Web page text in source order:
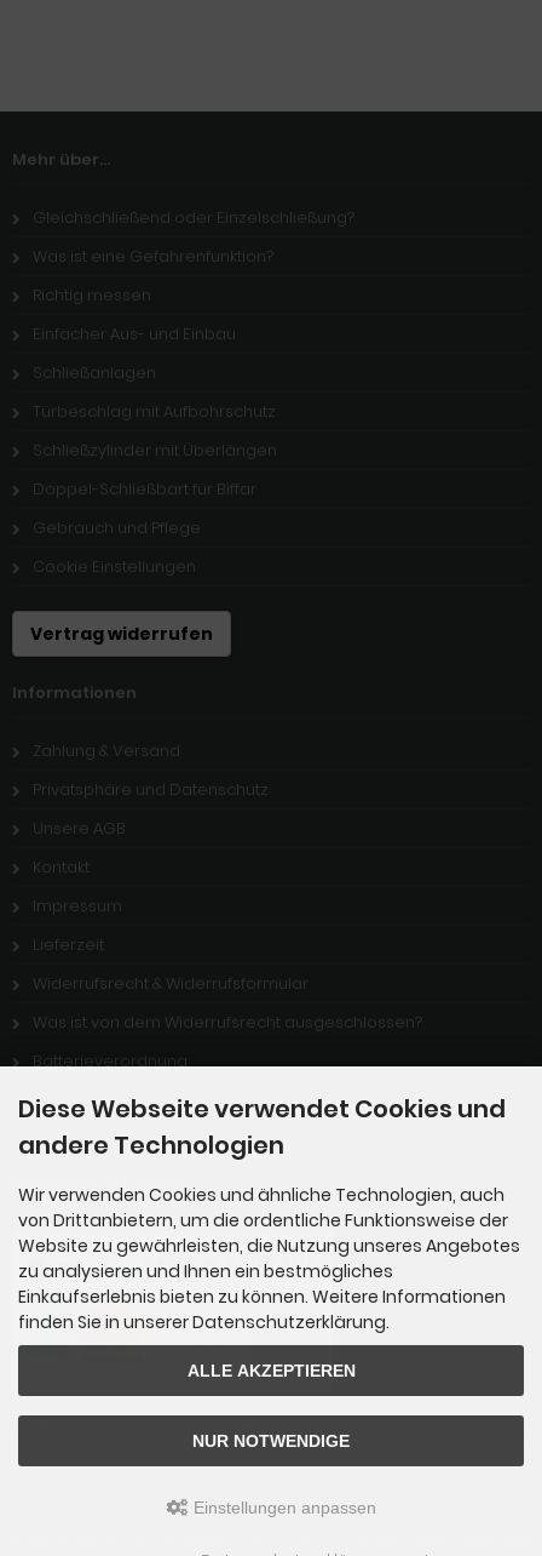
Mehr über...
Gleichschließend oder Einzelschließung?
Was ist eine Gefahrenfunktion?
Richtig messen
Einfacher Aus- und Einbau
Schließanlagen
Türbeschlag mit Aufbohrschutz
Schließzylinder mit Überlängen
Doppel-Schließbart für Biffar
Gebrauch und Pflege
Cookie Einstellungen
Vertrag widerrufen
Informationen
Zahlung & Versand
Privatsphäre und Datenschutz
Unsere AGB
Kontakt
Impressum
Lieferzeit
Widerrufsrecht & Widerrufsformular
Was ist von dem Widerrufsrecht ausgeschlossen?
Batterieverordnung
Stellenangebote
Zahlung per Rechnung: Übergabe der Rechnung an PayPal. Sie über
weisen bequem nach Erhalt der Ware direkt an PayPal. Sie benötige
n kein PayPal Konto.
Diese Webseite verwendet Cookies und
andere Technologien
Wir verwenden Cookies und ähnliche Technologien, auch
von Drittanbietern, um die ordentliche Funktionsweise der
Website zu gewährleisten, die Nutzung unseres Angebotes
zu analysieren und Ihnen ein bestmögliches
Einkaufserlebnis bieten zu können. Weitere Informationen
finden Sie in unserer Datenschutzerklärung.
ALLE AKZEPTIEREN
NUR NOTWENDIGE
Einstellungen anpassen